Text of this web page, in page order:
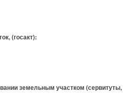
(госакт):
земельным участком (сервитуты,